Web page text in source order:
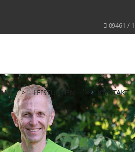
09461 /
"> LEISTUNGEN "> KONTAKT